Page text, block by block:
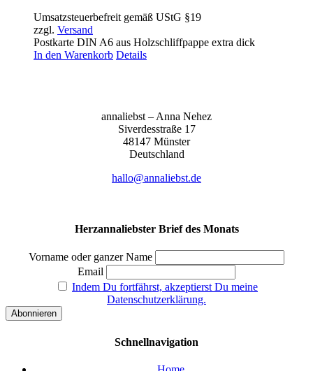
Umsatzsteuerbefreit gemäß UStG §19
zzgl. Versand
Postkarte DIN A6 aus Holzschliffpappe extra dick
In den Warenkorb Details
anna­liebst – Anna Nehez
Sive­r­des­stra­ße 17
48147 Müns­ter
Deutsch­land
hallo@annaliebst.de
Herzannaliebster Brief des Monats
Vorname oder ganzer Name
Email
Indem Du fortfährst, akzeptierst Du meine
Datenschutzerklärung.
Schnellnavigation